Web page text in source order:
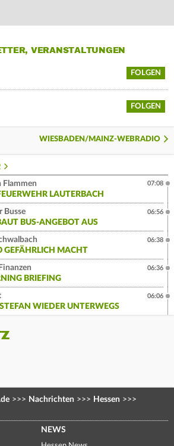
VERANSTALTUNGEN
FOLGEN
FOLGEN
WIESBADEN/MAINZ-WEBRADIO
Flammen
LAUTERBACH
07:08
Busse
BUS-ANGEBOT AUS
06:56
GEFÄHRLICH MACHT
06:38
BRIEFING
06:36
WIEDER UNTERWEGS
06:06
>>> Nachrichten >>> Hessen >>>
NEWS